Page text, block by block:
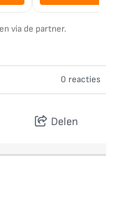
via de partner.
0 reacties
Delen